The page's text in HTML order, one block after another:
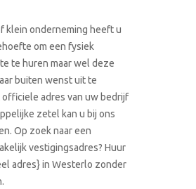
klein onderneming heeft u
om een fysiek
te huren maar wel deze
buiten wenst uit te
officiele adres van uw bedrijf
zetel kan u bij ons
Op zoek naar een
vestigingsadres? Huur
adres} in Westerlo zonder